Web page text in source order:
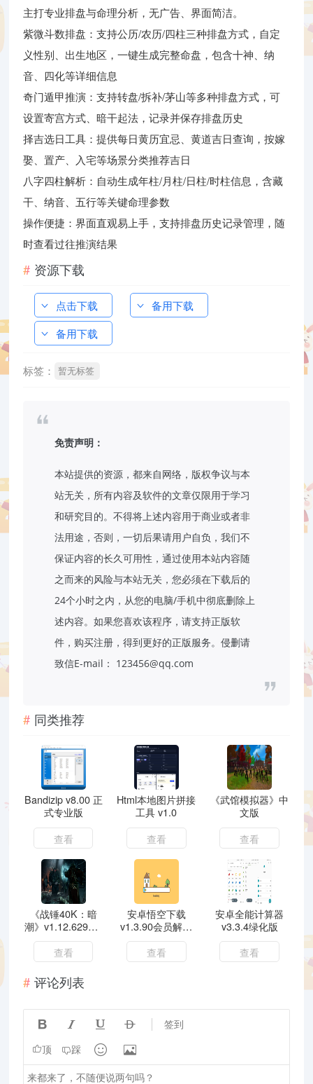
主打专业排盘与命理分析，无广告、界面简洁。
紫微斗数排盘：支持公历/农历/四柱三种排盘方式，自定
义性别、出生地区，一键生成完整命盘，包含十神、纳
音、四化等详细信息
奇门遁甲推演：支持转盘/拆补/茅山等多种排盘方式，可
设置寄宫方式、暗干起法，记录并保存排盘历史
择吉选日工具：提供每日黄历宜忌、黄道吉日查询，按嫁
娶、置产、入宅等场景分类推荐吉日
八字四柱解析：自动生成年柱/月柱/日柱/时柱信息，含藏
干、纳音、五行等关键命理参数
操作便捷：界面直观易上手，支持排盘历史记录管理，随
时查看过往推演结果
资源下载
点击下载
备用下载
备用下载
标签： 暂无标签
免责声明：
本站提供的资源，都来自网络，版权争议与本
站无关，所有内容及软件的文章仅限用于学习
和研究目的。不得将上述内容用于商业或者非
法用途，否则，一切后果请用户自负，我们不
保证内容的长久可用性，通过使用本站内容随
之而来的风险与本站无关，您必须在下载后的
24个小时之内，从您的电脑/手机中彻底删除上
述内容。如果您喜欢该程序，请支持正版软
件，购买注册，得到更好的正版服务。侵删请
致信E-mail： 123456@qq.com
同类推荐
Bandizip v8.00 正
式专业版
查看
Html本地图片拼接
工具 v1.0
查看
《武馆模拟器》中
文版
查看
《战锤40K：暗
潮》v1.12.6294.0
联机版
查看
安卓悟空下载
v1.3.90会员解锁
版磁力下载
查看
安卓全能计算器
v3.3.4绿化版
查看
评论列表
    签到
顶 踩  